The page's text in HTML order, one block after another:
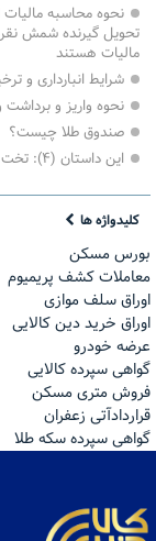
نحوه محاسبه
تحویل گیرنده شمش
مالیات هستند
شرایط انبارداری و
نحوه واریز و
صندوق طلا چیست؟
این داستان (۴): تخت بخواب
کلیدواژه ها
بورس مسکن
معاملات کشف پریمیوم
اوراق سلف موازی
اوراق خرید دین کالایی
عرضه خودرو
گواهی سپرده کالایی
فروش مترى مسكن
قراردادآتی زعفران
گواهی سپرده سکه طلا